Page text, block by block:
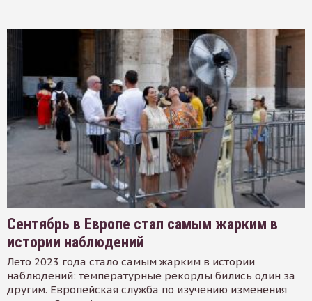
Сентябрь в Европе стал самым жарким в
истории наблюдений
Лето 2023 года стало самым жарким в истории
наблюдений: температурные рекорды бились один за
другим. Европейская служба по изучению изменения